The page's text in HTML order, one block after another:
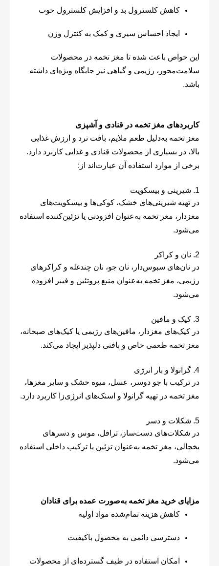
کاهش کلسترول بد و افزایش کلسترول خوب
ایجاد احساس سیری و کمک به کنترل وزن
این خواص باعث شده تا مغز تخمه در محصولات
سلامت‌محور، رژیمی و گیاهی نیز جایگاه ویژه‌ای داشته
باشد.
کاربردهای مغز تخمه در قنادی و آشپزی
مغز تخمه به‌دلیل طعم ملایم، بافت ترد و ارزش غذایی
بالا، در بسیاری از محصولات قنادی و غذایی کاربرد دارد.
برخی از موارد استفاده آن عبارت‌اند از:
1. شیرینی و بیسکویت
در تهیه شیرینی‌های خشک، کوکی‌ها و بیسکویت‌های
مغزدار، مغز تخمه به‌عنوان افزودنی یا تزئین‌کننده استفاده
می‌شود.
2. نان و کراکر
در نان‌های سبوس‌دار، نان جو، نان چندغله و کراکرهای
رژیمی، مغز تخمه به‌عنوان منبع پروتئین و فیبر افزوده
می‌شود.
3. کیک و مافین
در کیک‌های مغزدار، مافین‌های رژیمی یا کیک‌های صبحانه،
مغز تخمه طعمی خاص و بافتی دلپذیر ایجاد می‌کند.
4. گرانولا و بار انرژی
در ترکیب با جو دوسر، عسل، میوه خشک و سایر مغزها،
مغز تخمه در تهیه گرانولا و اسنک‌های انرژی‌زا کاربرد دارد.
5. شکلات و دسر
در شکلات‌های دست‌ساز، ترافل، موس و دسرهای
یخچالی، مغز تخمه به‌عنوان تزئین یا ترکیب داخلی استفاده
می‌شود.
مزایای خرید مغز تخمه به‌صورت عمده برای قنادان
کاهش هزینه تمام‌شده مواد اولیه
دسترسی دائمی به محصول باکیفیت
امکان استفاده در طیف گسترده‌ای از محصولات